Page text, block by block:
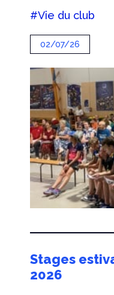
#Vie du club
02/07/26
Stages
2026